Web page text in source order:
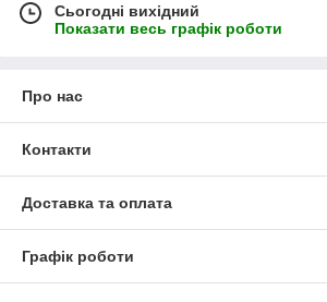
Сьогодні вихідний
Показати весь графік роботи
Про нас
Контакти
Доставка та оплата
Графік роботи